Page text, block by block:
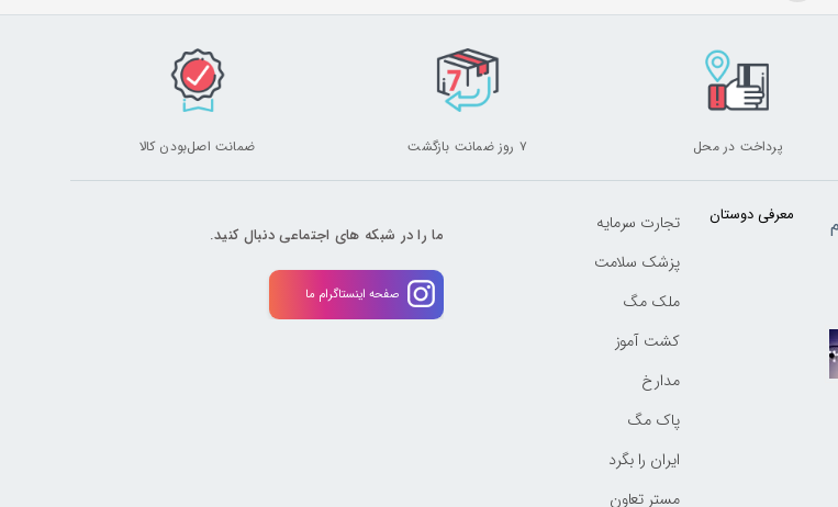
پرداخت در محل ۷ روز ضمانت بازگشت ضمانت اصل‌بودن کالا
معرفی دوستان
تجارت سرمایه
پزشک سلامت
ملک مگ
کشت آموز
مدارخ
پاک مگ
ایران را بگرد
مستر تعاون
ما را در شبکه های اجتماعی دنبال کنید.
صفحه اینستاگرام ما